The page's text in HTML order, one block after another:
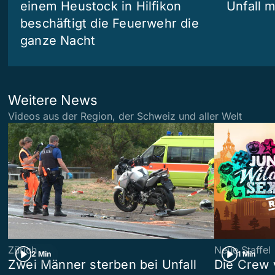
einem Heustock in Hilfikon
beschäftigt die Feuerwehr die
ganze Nacht
Unfall
Weitere News
Videos aus der Region, der Schweiz und aller Welt
2 Min
Zürich
Zwei Männer sterben bei Unfall
1 Min
Neue Staffel
Die Crew